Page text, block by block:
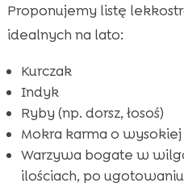
Proponujemy listę
idealnych na lato:
Kurczak
Indyk
Ryby (np. dorsz, łosoś)
Mokra karma o
Warzywa bogate w
ilościach, po